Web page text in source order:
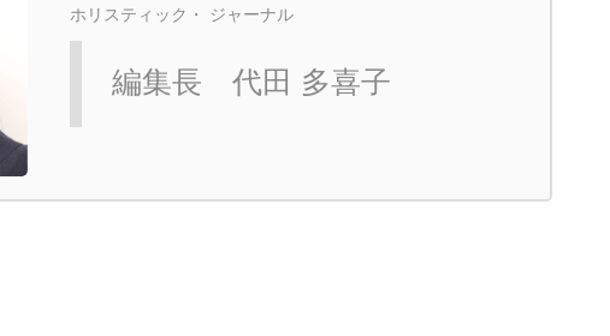
ホリスティック・ ジャーナル
編集長 代田 多喜子